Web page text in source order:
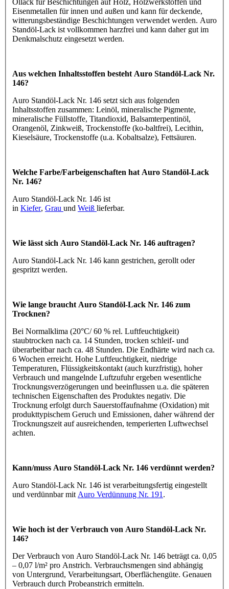
Öllack für Beschichtungen auf Holz, Holzwerkstoffen und
Eisenmetallen für innen und außen und kann für deckende,
witterungsbeständige Beschichtungen verwendet werden. Auro
Standöl-Lack ist vollkommen harzfrei und kann daher gut im
Denkmalschutz eingesetzt werden.
Aus welchen Inhaltsstoffen besteht Auro Standöl-Lack Nr.
146?
Auro Standöl-Lack Nr. 146 setzt sich aus folgenden
Inhaltsstoffen zusammen: Leinöl, mineralische Pigmente,
mineralische Füllstoffe, Titandioxid, Balsamterpentinöl,
Orangenöl, Zinkweiß, Trockenstoffe (ko-baltfrei), Lecithin,
Kieselsäure, Trockenstoffe (u.a. Kobaltsalze), Fettsäuren.
Welche Farbe/Farbeigenschaften hat Auro Standöl-Lack
Nr. 146?
Auro Standöl-Lack Nr. 146 ist
in Kiefer, Grau und Weiß lieferbar.
Wie lässt sich Auro Standöl-Lack Nr. 146 auftragen?
Auro Standöl-Lack Nr. 146 kann gestrichen, gerollt oder
gespritzt werden.
Wie lange braucht Auro Standöl-Lack Nr. 146 zum
Trocknen?
Bei Normalklima (20°C/ 60 % rel. Luftfeuchtigkeit)
staubtrocken nach ca. 14 Stunden, trocken schleif- und
überarbeitbar nach ca. 48 Stunden. Die Endhärte wird nach ca.
6 Wochen erreicht. Hohe Luftfeuchtigkeit, niedrige
Temperaturen, Flüssigkeitskontakt (auch kurzfristig), hoher
Verbrauch und mangelnde Luftzufuhr ergeben wesentliche
Trocknungsverzögerungen und beeinflussen u.a. die späteren
technischen Eigenschaften des Produktes negativ. Die
Trocknung erfolgt durch Sauerstoffaufnahme (Oxidation) mit
produkttypischem Geruch und Emissionen, daher während der
Trocknungszeit auf ausreichenden, temperierten Luftwechsel
achten.
Kann/muss Auro Standöl-Lack Nr. 146 verdünnt werden?
Auro Standöl-Lack Nr. 146 ist verarbeitungsfertig eingestellt
und verdünnbar mit Auro Verdünnung Nr. 191 .
Wie hoch ist der Verbrauch von Auro Standöl-Lack Nr.
146?
Der Verbrauch von Auro Standöl-Lack Nr. 146 beträgt ca. 0,05
– 0,07 l/m² pro Anstrich. Verbrauchsmengen sind abhängig
von Untergrund, Verarbeitungsart, Oberflächengüte. Genauen
Verbrauch durch Probeanstrich ermitteln.